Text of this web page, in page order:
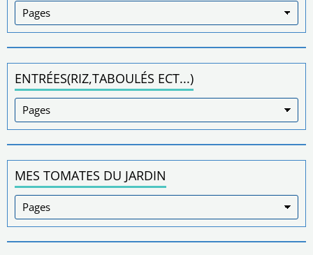
ENTRÉES(RIZ,TABOULÉS ECT...)
MES TOMATES DU JARDIN